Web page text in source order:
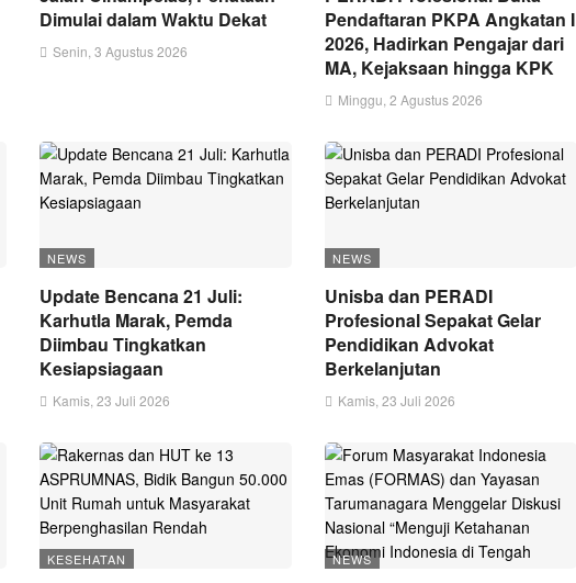
Dimulai dalam Waktu Dekat
Senin, 3 Agustus 2026
Pendaftaran PKPA Angkatan I
2026, Hadirkan Pengajar dari
MA, Kejaksaan hingga KPK
Minggu, 2 Agustus 2026
NEWS
Update Bencana 21 Juli:
Karhutla Marak, Pemda
Diimbau Tingkatkan
Kesiapsiagaan
Kamis, 23 Juli 2026
NEWS
Unisba dan PERADI
Profesional Sepakat Gelar
Pendidikan Advokat
Berkelanjutan
Kamis, 23 Juli 2026
KESEHATAN NEWS